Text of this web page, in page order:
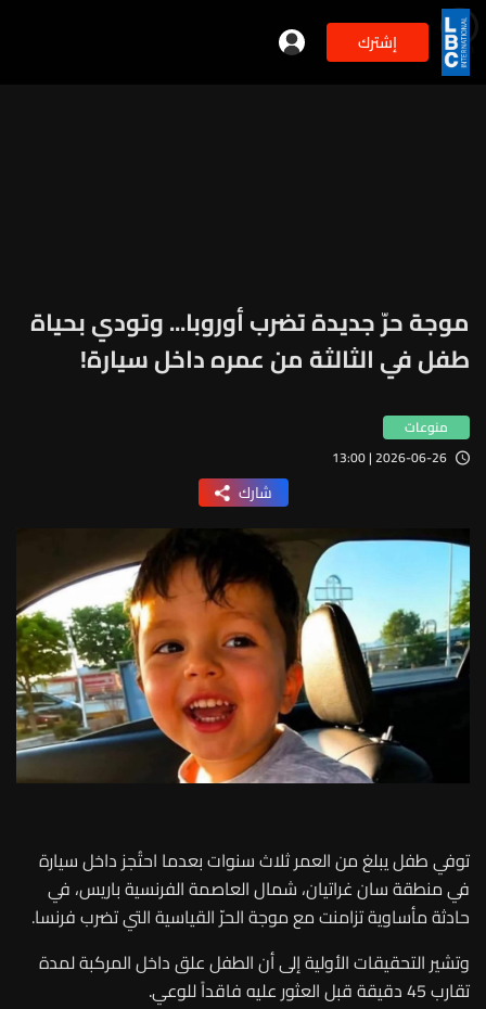
إشترك 2min
موجة حرّ جديدة تضرب أوروبا... وتودي بحياة
طفل في الثالثة من عمره داخل سيارة!
منوعات
2026-06-26 | 13:00
شارك
توفي طفل يبلغ من العمر ثلاث سنوات بعدما احتُجز داخل سيارة
في منطقة سان غراتيان، شمال العاصمة الفرنسية باريس، في
حادثة مأساوية تزامنت مع موجة الحرّ القياسية التي تضرب فرنسا.
وتشير التحقيقات الأولية إلى أن الطفل علق داخل المركبة لمدة
تقارب 45 دقيقة قبل العثور عليه فاقداً للوعي.